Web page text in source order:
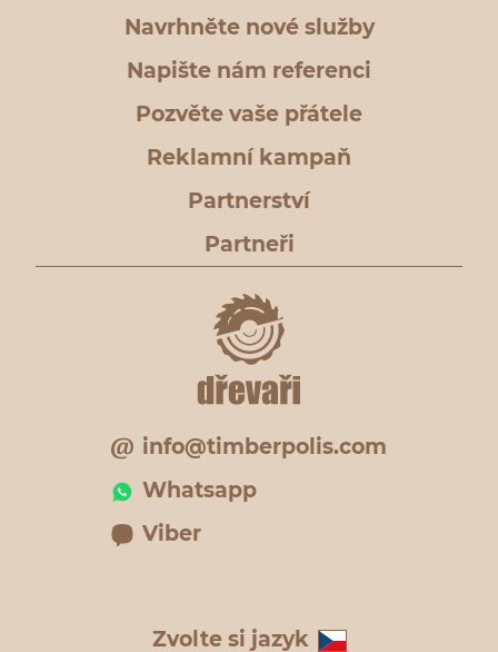
Navrhněte nové služby
Napište nám referenci
Pozvěte vaše přátele
Reklamní kampaň
Partnerství
Partneři
info@timberpolis.com
Whatsapp
Viber
Zvolte si jazyk